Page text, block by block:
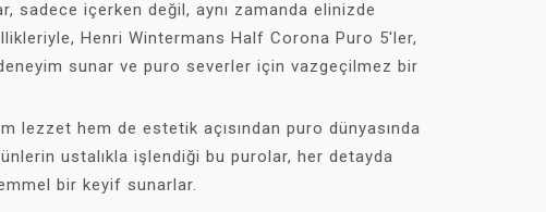
sadece içerken değil, aynı zamanda elinizde
Henri Wintermans Half Corona Puro 5'ler,
sunar ve puro severler için vazgeçilmez bir
lezzet hem de estetik açısından puro dünyasında
ustalıkla işlendiği bu purolar, her detayda
bir keyif sunarlar.